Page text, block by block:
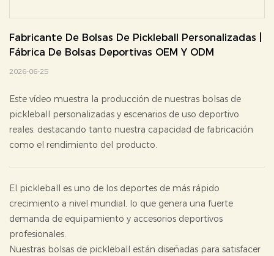
Fabricante De Bolsas De Pickleball Personalizadas |
Fábrica De Bolsas Deportivas OEM Y ODM
2026-06-25
Este vídeo muestra la producción de nuestras bolsas de
pickleball personalizadas y escenarios de uso deportivo
reales, destacando tanto nuestra capacidad de fabricación
como el rendimiento del producto.
El pickleball es uno de los deportes de más rápido
crecimiento a nivel mundial, lo que genera una fuerte
demanda de equipamiento y accesorios deportivos
profesionales.
Nuestras bolsas de pickleball están diseñadas para satisfacer